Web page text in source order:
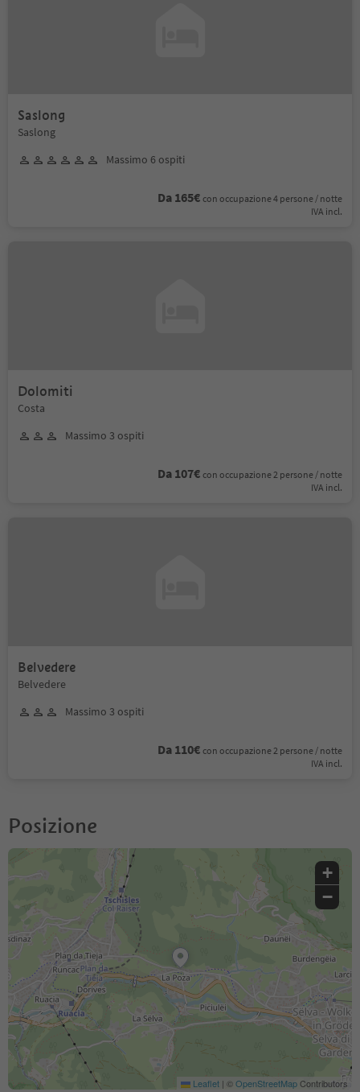
Saslong
Saslong
Massimo 6 ospiti
Da 165€ con occupazione 4 persone / notte
IVA incl.
Dolomiti
Costa
Massimo 3 ospiti
Da 107€ con occupazione 2 persone / notte
IVA incl.
Belvedere
Belvedere
Massimo 3 ospiti
Da 110€ con occupazione 2 persone / notte
IVA incl.
Posizione
+
−
Leaflet | ©OpenStreetMapContributors